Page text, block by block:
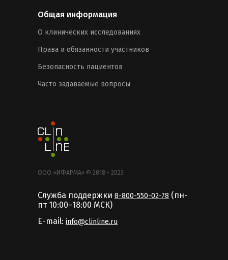
Общая информация
О клинических исследованиях
Права и обязанности участников
Безопасность пациентов
Часто задаваемые вопросы
ООО «ИФАРМА» © 2018 - 2023
Служба поддержки 8-800-550-02-78 (пн-
пт 10:00–18:00 MCК)
E-mail: info@clinline.ru